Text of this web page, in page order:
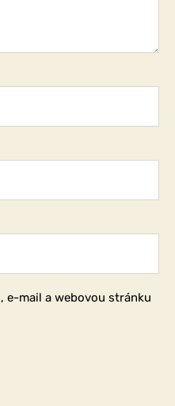
e-mail a webovou stránku